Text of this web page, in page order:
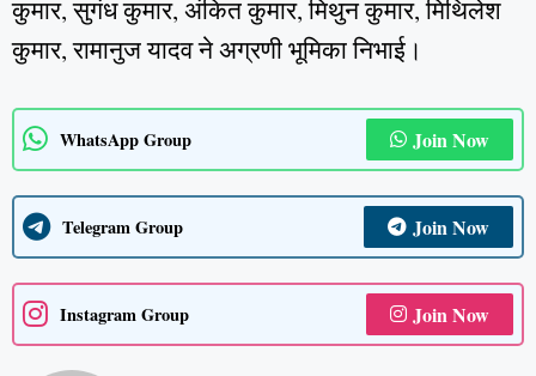
कुमार, सुगंध कुमार, अंकित कुमार, मिथुन कुमार, मिथिलेश
कुमार, रामानुज यादव ने अग्रणी भूमिका निभाई।
WhatsApp Group Join Now
Telegram Group Join Now
Instagram Group Join Now